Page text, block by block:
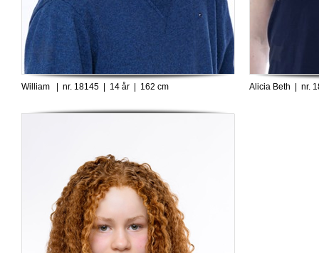
William | nr. 18145 | 14 år | 162 cm Alicia Beth | nr.